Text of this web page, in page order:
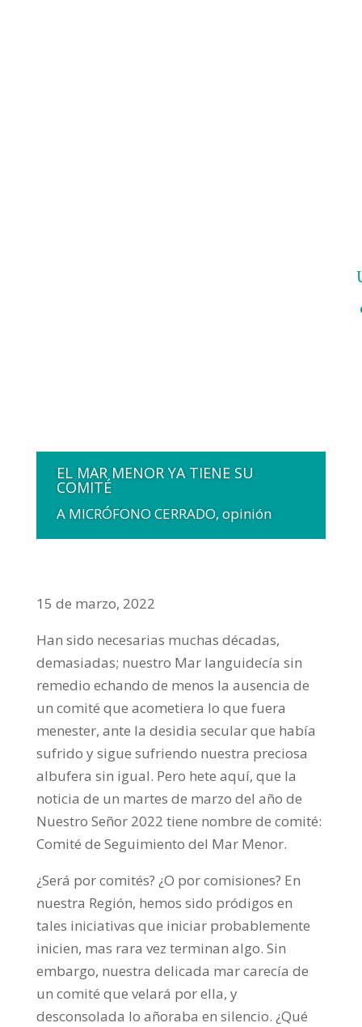
EL MAR MENOR YA TIENE SU
COMITÉ
A MICRÓFONO CERRADO,opinión
15 de marzo, 2022
Han sido necesarias muchas décadas,
demasiadas; nuestro Mar languidecía sin
remedio echando de menos la ausencia de
un comité que acometiera lo que fuera
menester, ante la desidia secular que había
sufrido y sigue sufriendo nuestra preciosa
albufera sin igual. Pero hete aquí, que la
noticia de un martes de marzo del año de
Nuestro Señor 2022 tiene nombre de comité:
Comité de Seguimiento del Mar Menor.
¿Será por comités? ¿O por comisiones? En
nuestra Región, hemos sido pródigos en
tales iniciativas que iniciar probablemente
inicien, mas rara vez terminan algo. Sin
embargo, nuestra delicada mar carecía de
un comité que velará por ella, y
desconsolada lo añoraba en silencio. ¿Qué